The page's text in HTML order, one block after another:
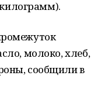
молоко, хлеб,
сообщили в